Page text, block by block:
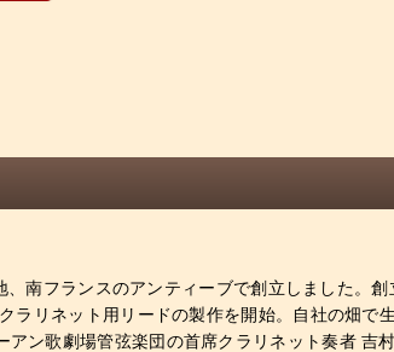
南フランスのアンティーブで創立しました。
リネット用リードの製作を開始。自社の畑で
ン歌劇場管弦楽団の首席クラリネット奏者 吉